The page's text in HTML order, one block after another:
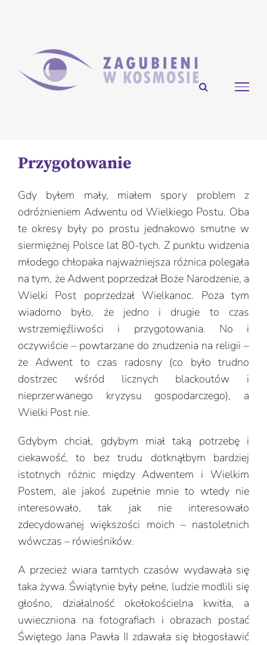
Przygotowanie
Gdy byłem mały, miałem spory problem z
odróżnieniem Adwentu od Wielkiego Postu. Oba
te okresy były po prostu jednakowo smutne w
siermiężnej Polsce lat 80-tych. Z punktu widzenia
młodego chłopaka najważniejsza różnica polegała
na tym, że Adwent poprzedzał Boże Narodzenie, a
Wielki Post poprzedzał Wielkanoc. Poza tym
wiadomo było, że jedno i drugie to czas
wstrzemięźliwości i przygotowania. No i
oczywiście – powtarzane do znudzenia na religii –
że Adwent to czas radosny (co było trudno
dostrzec wśród licznych blackoutów i
nieprzerwanego kryzysu gospodarczego), a
Wielki Post nie.
Gdybym chciał, gdybym miał taką potrzebę i
ciekawość, to bez trudu dotknąłbym bardziej
istotnych różnic między Adwentem i Wielkim
Postem, ale jakoś zupełnie mnie to wtedy nie
interesowało, tak jak nie interesowało
zdecydowanej większości moich – nastoletnich
wówczas – rówieśników.
A przecież wiara tamtych czasów wydawała się
taka żywa. Świątynie były pełne, ludzie modlili się
głośno, działalność okołokościelna kwitła, a
uwieczniona na fotografiach i obrazach postać
Świętego Jana Pawła II zdawała się błogosławić